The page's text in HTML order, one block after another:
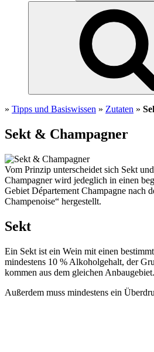
» Tipps und Basiswissen » Zutaten »
Sekt & Champagner
Vom Prinzip unterscheidet sich Sekt
Champagner wird jedeglich in einen
Gebiet Département Champagne nach
Champenoise“ hergestellt.
Sekt
Ein Sekt ist ein Wein mit einen
mindestens 10 % Alkoholgehalt, der
kommen aus dem gleichen Anbaugebiet.
Außerdem muss mindestens ein